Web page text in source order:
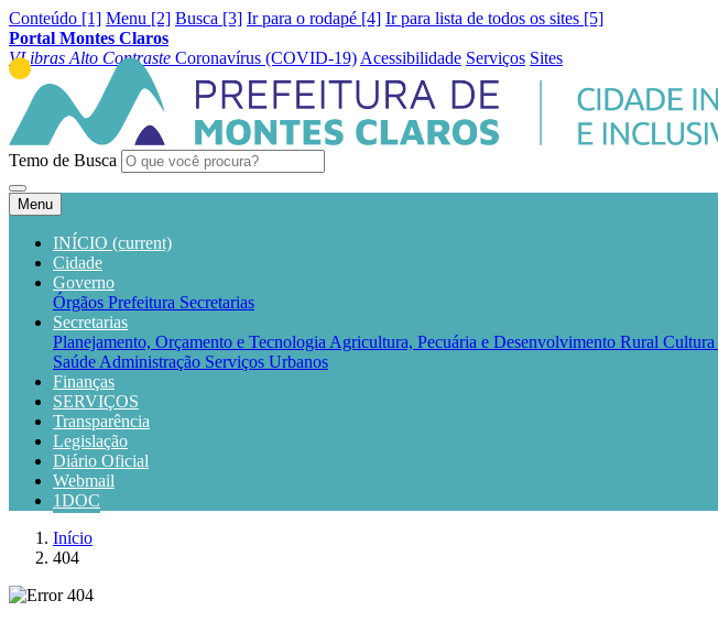
Conteúdo [1] Menu [2] Busca [3] Ir para o rodapé [4] Ir para lista de todos os sites [5]
Portal Montes Claros
VLibras Alto Contraste Coronavírus (COVID-19) Acessibilidade Serviços Sites
Temo de Busca
Menu
INÍCIO (current)
Cidade
Governo
Órgãos Prefeitura Secretarias
Secretarias
Planejamento, Orçamento e Tecnologia Agricultura, Pecuária e Desenvolvimento Rural Cultura
Saúde Administração Serviços Urbanos
Finanças
SERVIÇOS
Transparência
Legislação
Diário Oficial
Webmail
1DOC
Início
404